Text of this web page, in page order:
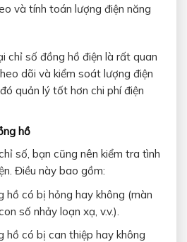
và tính toán lượng điện năng
chỉ số đồng hồ điện là rất quan
dõi và kiểm soát lượng điện
quản lý tốt hơn chi phí điện
hồ
số, bạn cũng nên kiểm tra tình
Điều này bao gồm:
hồ có bị hỏng hay không (màn
số nhảy loạn xạ, v.v.).
hồ có bị can thiệp hay không